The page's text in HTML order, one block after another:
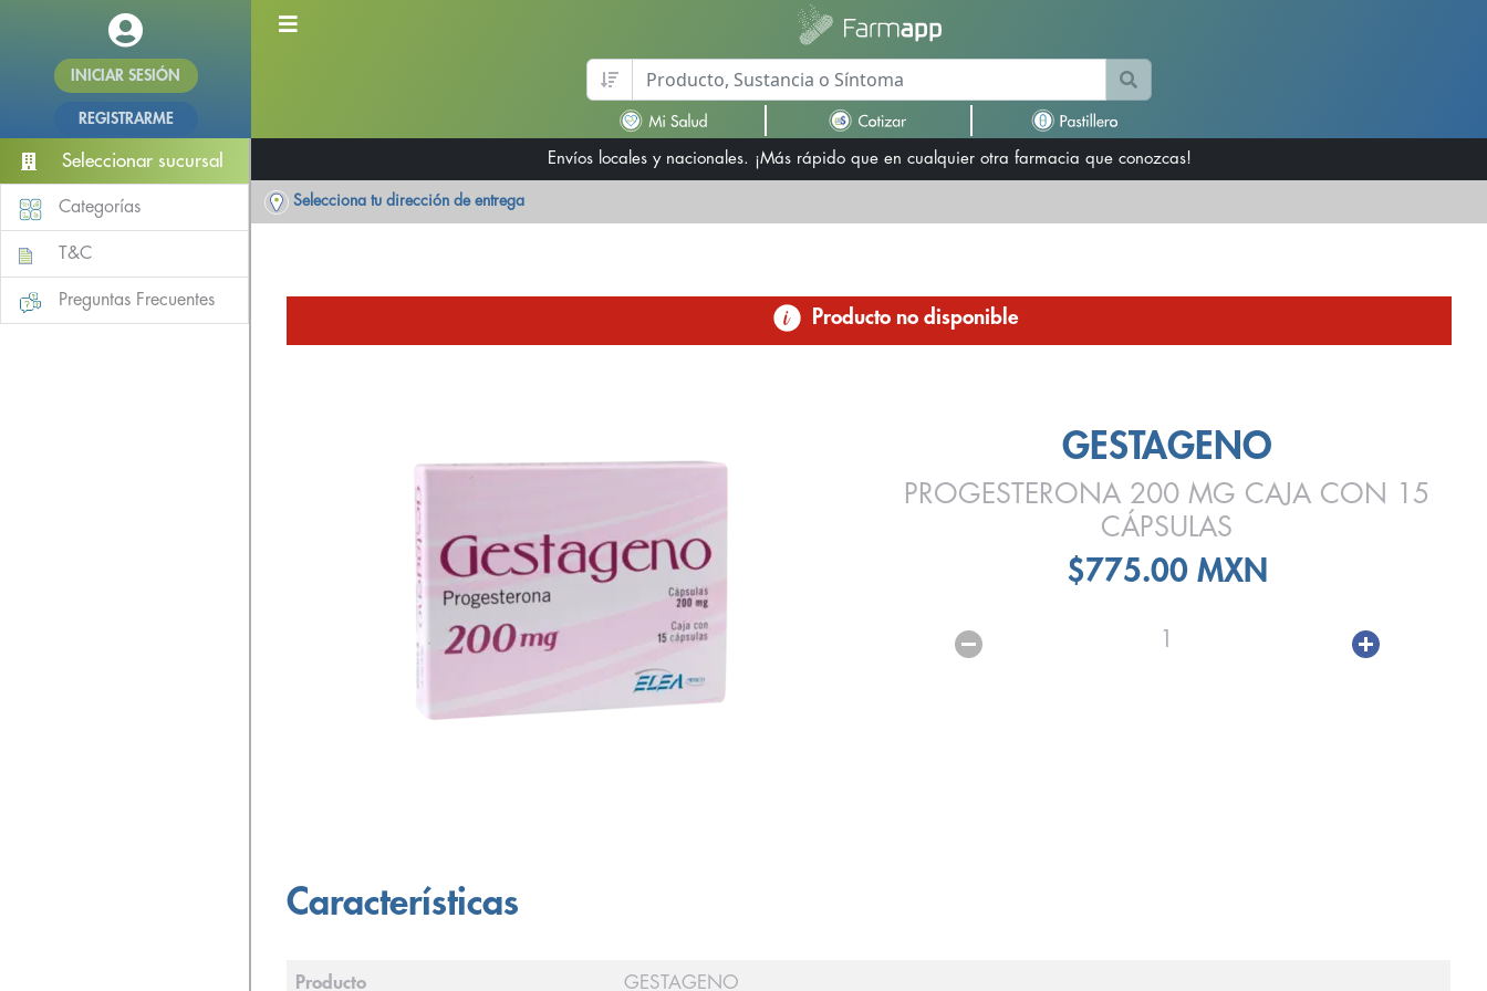
INICIAR SESIÓN
REGISTRARME
Seleccionar sucursal
Categorías
T&C
Preguntas Frecuentes
Envíos locales y nacionales. ¡Más rápido que en cualquier otra farmacia que conozcas!
Selecciona tu dirección de entrega
Producto no disponible
GESTAGENO
PROGESTERONA 200 MG CAJA CON 15
CÁPSULAS
$775.00 MXN
1
Características
Producto GESTAGENO